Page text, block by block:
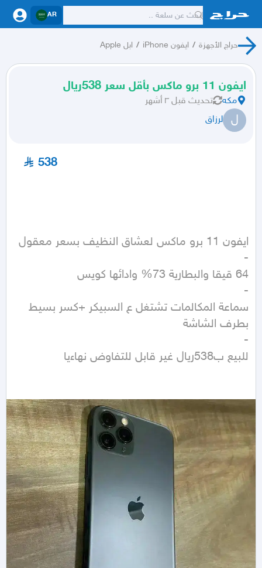
AR
حراج الأجهزة / ايفون iPhone / ابل Apple
ايفون 11 برو ماكس بأقل سعر 538ريال
مكه تحديث قبل ٣ أشهر
ل لرزاق
538
للبيع ب538ريال غير قابل للتفاوض نهاءيا